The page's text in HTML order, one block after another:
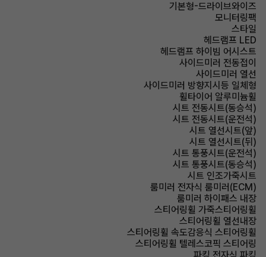
기본형-드라이브와이즈
모니터링팩
스타일
헤드램프 LED
헤드램프 하이빔 어시스트
사이드미러 전동접이
사이드미러 열선
사이드미러 방향지시등 일체형
휠타이어 알루미늄휠
시트 전동시트(동승석)
시트 전동시트(운전석)
시트 열선시트(앞)
시트 열선시트(뒤)
시트 통풍시트(운전석)
시트 통풍시트(동승석)
시트 인조가죽시트
룸미러 전자식 룸미러(ECM)
룸미러 하이패스 내장
스티어링휠 가죽스티어링휠
스티어링휠 열선내장
스티어링휠 속도감응식 스티어링휠
스티어링휠 텔레스코픽 스티어링